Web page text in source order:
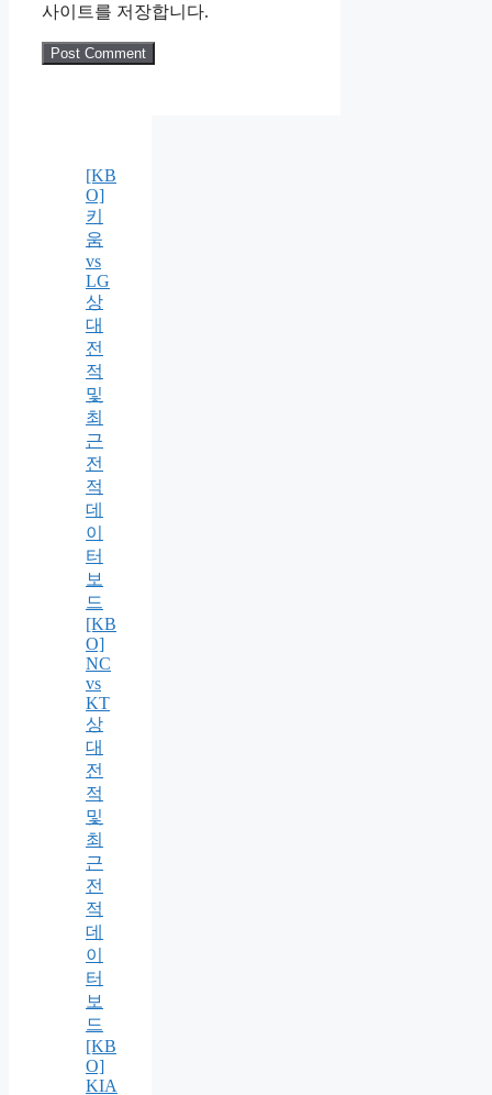
사이트를 저장합니다.
[KB
O]
키
움
vs
LG
상
대
전
적
및
최
근
전
적
데
이
터
보
드
[KB
O]
NC
vs
KT
상
대
전
적
및
최
근
전
적
데
이
터
보
드
[KB
O]
KIA